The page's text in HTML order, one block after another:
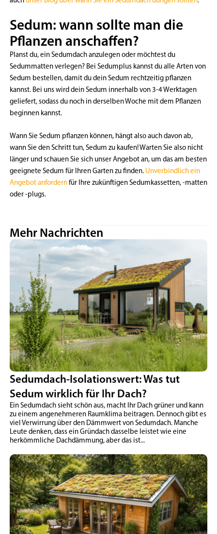
Sedum: wann sollte man die
Pflanzen anschaffen?
Planst du, ein Sedumdach anzulegen oder möchtest du
Sedummatten verlegen? Bei Sedumplus kannst du alle Arten von
Sedum bestellen, damit du dein Sedum rechtzeitig pflanzen
kannst. Bei uns wird dein Sedum innerhalb von 3-4 Werktagen
geliefert, sodass du noch in derselben Woche mit dem Pflanzen
beginnen kannst.
Wann Sie Sedum pflanzen können, hängt also auch davon ab,
wann Sie den Schritt tun, Sedum zu kaufen! Warten Sie also nicht
länger und schauen Sie sich unser Angebot an, um das am besten
geeignete Sedum für Ihren Garten zu finden. Unverbindlich ein
Angebot anfordernfür Ihre zukünftigen Sedumkassetten, -matten
oder -plugs.
Mehr Nachrichten
Sedumdach-Isolationswert: Was tut
Sedum wirklich für Ihr Dach?
Ein Sedumdach sieht schön aus, macht Ihr Dach grüner und kann
zu einem angenehmeren Raumklima beitragen. Dennoch gibt es
viel Verwirrung über den Dämmwert von Sedumdach. Manche
Leute denken, dass ein Gründach dasselbe leistet wie eine
herkömmliche Dachdämmung, aber das ist...